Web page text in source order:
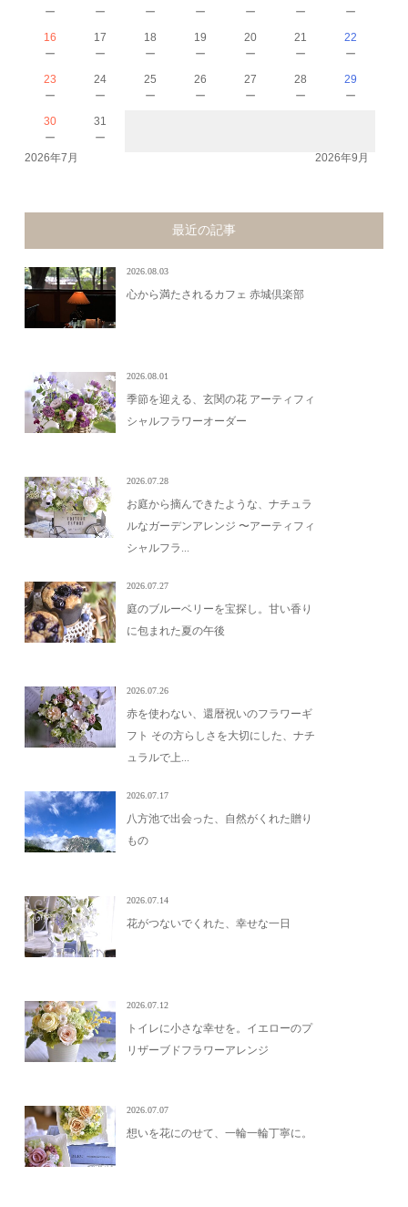
－ － － － － － －
16
－
17
－
18
－
19
－
20
－
21
－
22
－
23
－
24
－
25
－
26
－
27
－
28
－
29
－
30
－
31
－
2026年7月 2026年9月
最近の記事
2026.08.03
心から満たされるカフェ 赤城倶楽部
2026.08.01
季節を迎える、玄関の花 アーティフィ
シャルフラワーオーダー
2026.07.28
お庭から摘んできたような、ナチュラ
ルなガーデンアレンジ 〜アーティフィ
シャルフラ...
2026.07.27
庭のブルーベリーを宝探し。甘い香り
に包まれた夏の午後
2026.07.26
赤を使わない、還暦祝いのフラワーギ
フト その方らしさを大切にした、ナチ
ュラルで上...
2026.07.17
八方池で出会った、自然がくれた贈り
もの
2026.07.14
花がつないでくれた、幸せな一日
2026.07.12
トイレに小さな幸せを。イエローのプ
リザーブドフラワーアレンジ
2026.07.07
想いを花にのせて、一輪一輪丁寧に。